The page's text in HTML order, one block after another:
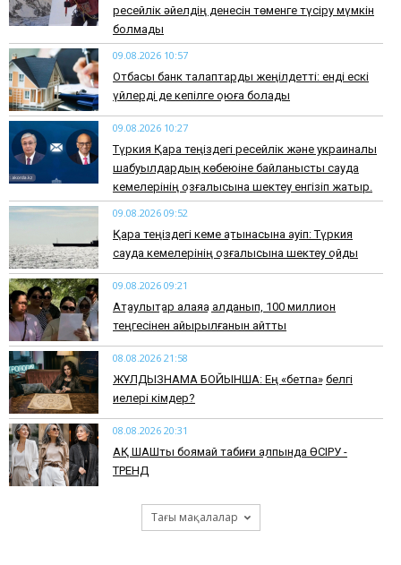
ресейлік әйелдің денесін төменге түсіру мүмкін
болмады
09.08.2026 10:57
Отбасы банк талаптарды жеңілдетті: енді ескі
үйлерді де кепілге қоюға болады
09.08.2026 10:27
Түркия Қара теңіздегі ресейлік және украиналық
шабуылдардың көбеюіне байланысты сауда
кемелерінің қозғалысына шектеу енгізіп жатыр.
09.08.2026 09:52
Қара теңіздегі кеме қатынасына қауіп: Түркия
сауда кемелерінің қозғалысына шектеу қойды
09.08.2026 09:21
Ақтаулықтар алаяққа алданып, 100 миллион
теңгесінен айырылғанын айтты
08.08.2026 21:58
ЖҰЛДЫЗНАМА БОЙЫНША: Ең «бетпақ» белгі
иелері кімдер?
08.08.2026 20:31
АҚ ШАШты боямай табиғи қалпында ӨСІРУ -
ТРЕНД
Тағы мақалалар